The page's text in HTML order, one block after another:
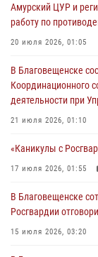
Росгвардии
27 июля 2026, 06:28
охраны
23 июля 2026, 07:49
Амурчане смогут
23 июля 2026, 00:00
Координационного
деятельности при
21 июля 2026, 01:10
Амурский ЦУР и
работу по
20 июля 2026, 01:05
В Благовещенске
Координационного
деятельности при
21 июля 2026, 01:10
«Каникулы с
17 июля 2026, 01:55
В Благовещенске
Росгвардии
15 июля 2026, 03:20